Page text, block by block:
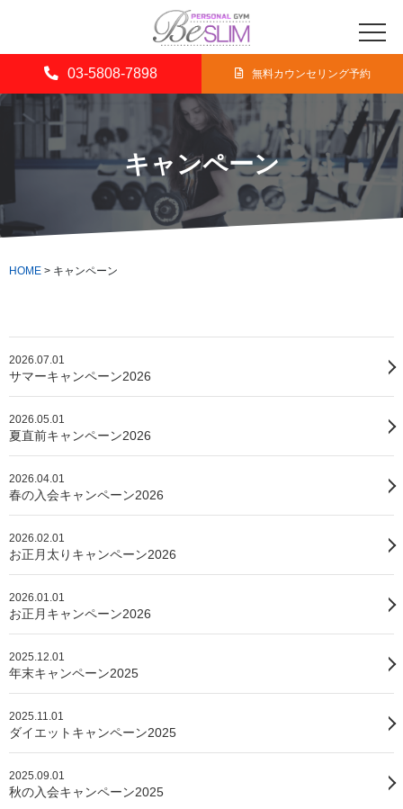
03-5808-7898 無料カウンセリング予約
キャンペーン
HOME > キャンペーン
2026.07.01
サマーキャンペーン2026
2026.05.01
夏直前キャンペーン2026
2026.04.01
春の入会キャンペーン2026
2026.02.01
お正月太りキャンペーン2026
2026.01.01
お正月キャンペーン2026
2025.12.01
年末キャンペーン2025
2025.11.01
ダイエットキャンペーン2025
2025.09.01
秋の入会キャンペーン2025